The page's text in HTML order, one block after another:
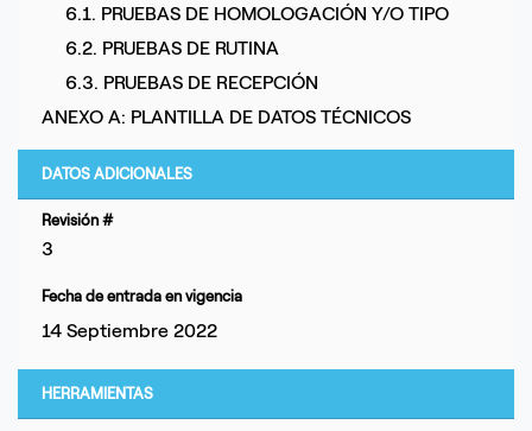
6.1. PRUEBAS DE HOMOLOGACIÓN Y/O TIPO
6.2. PRUEBAS DE RUTINA
6.3. PRUEBAS DE RECEPCIÓN
ANEXO A: PLANTILLA DE DATOS TÉCNICOS
DATOS ADICIONALES
Revisión #
3
Fecha de entrada en vigencia
14 Septiembre 2022
HERRAMIENTAS